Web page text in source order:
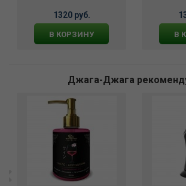
1320 руб.
В КОРЗИНУ В
Джага-Джага